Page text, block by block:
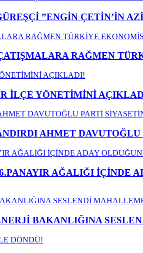
”ENGİN ÇETİN’İN
RAĞMEN
İLÇE YÖNETİMİNİ
AHMET
AĞALIĞI İÇİNDE
BAKANLIĞINA